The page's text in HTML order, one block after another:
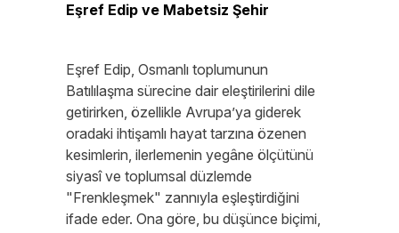
Eşref Edip ve Mabetsiz Şehir
Eşref Edip, Osmanlı toplumunun
Batılılaşma sürecine dair eleştirilerini dile
getirirken, özellikle Avrupa’ya giderek
oradaki ihtişamlı hayat tarzına özenen
kesimlerin, ilerlemenin yegâne ölçütünü
siyasî ve toplumsal düzlemde
"Frenkleşmek" zannıyla eşleştirdiğini
ifade eder. Ona göre, bu düşünce biçimi,